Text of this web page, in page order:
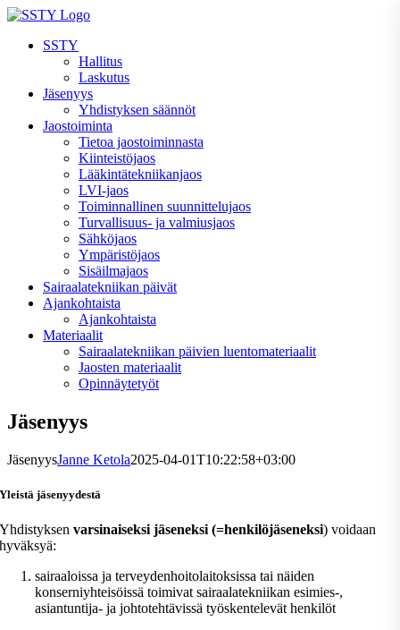
Skip
contentSSTY
Hallitus
Laskutus
Jäsenyys
Yhdistyksen säännöt
Jaostoiminta
Tietoa jaostoiminnasta
Kiinteistöjaos
Lääkintätekniikanjaos
LVI-jaos
Toiminnallinen suunnittelujaos
Turvallisuus- ja valmiusjaos
Sähköjaos
Ympäristöjaos
Sisäilmajaos
Sairaalatekniikan päivät
Ajankohtaista
Ajankohtaista
Materiaalit
Sairaalatekniikan päivien luentomateriaalit
Jaosten materiaalit
Opinnäytetyöt
Jäsenyys
JäsenyysJanne Ketola2025-04-01T10:22:58+03:00
Yleistä jäsenyydestä
Yhdistyksenvarsinaiseksi jäseneksi (=henkilöjäseneksi) voidaan
hyväksyä:
sairaaloissa ja terveydenhoitolaitoksissa tai näiden
konserniyhteisöissä toimivat sairaalatekniikan esimies-,
asiantuntija- ja johtotehtävissä työskentelevät henkilöt